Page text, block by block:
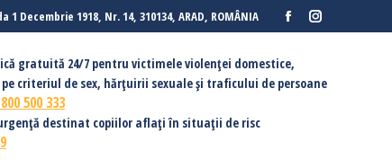
1 Decembrie 1918, Nr. 14, 310134, ARAD, ROMÂNIA
Facebook
opens
Instagram
gratuită 24/7 pentru victimele violenței domestice,
criteriul de sex, hărțuirii sexuale și traficului de persoane
500 333
destinat copiilor aflați în situații de risc
DECIZIONALA CONTACT Search: